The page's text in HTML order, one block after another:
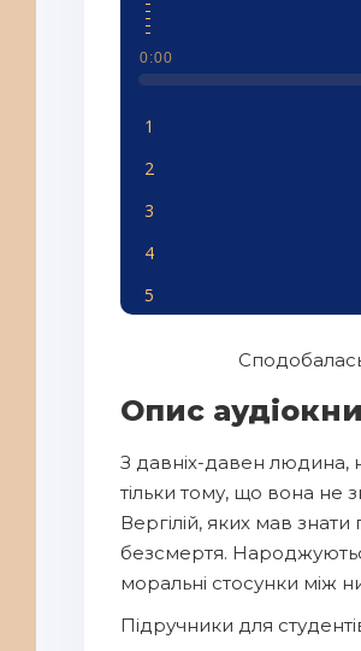
0:00
1
2
3
4
5
8
9
10
11
12
13
Опис
З давніх-давен людина,
тільки тому, що вона не
Вергілій, яких мав
безсмертя.
моральні стосунки між
Підручники для